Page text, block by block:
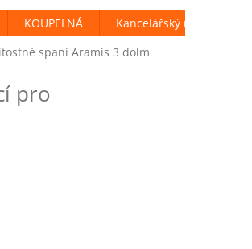
KOUPELNÁ
Kancelářský nábytek
spaní Aramis 3 dolm
pro